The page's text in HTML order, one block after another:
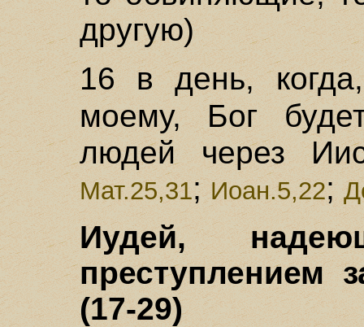
другую)
16 в день,
моему, Бог
людей через
Мат.25,31; Иоан.5,22;
Иудей,
преступлением
(17-29)